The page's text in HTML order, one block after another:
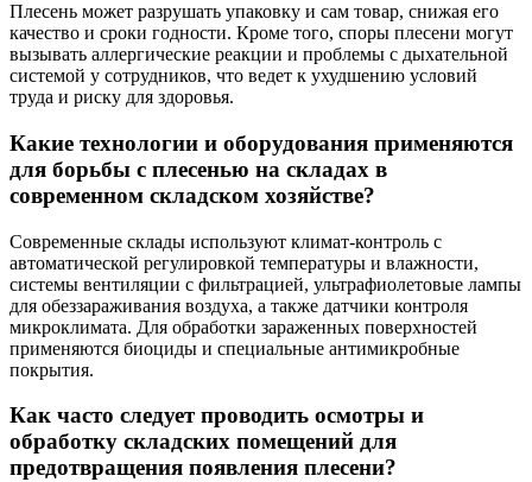
Плесень может разрушать упаковку и сам товар, снижая его
качество и сроки годности. Кроме того, споры плесени могут
вызывать аллергические реакции и проблемы с дыхательной
системой у сотрудников, что ведет к ухудшению условий
труда и риску для здоровья.
Какие технологии и оборудования применяются
для борьбы с плесенью на складах в
современном складском хозяйстве?
Современные склады используют климат-контроль с
автоматической регулировкой температуры и влажности,
системы вентиляции с фильтрацией, ультрафиолетовые лампы
для обеззараживания воздуха, а также датчики контроля
микроклимата. Для обработки зараженных поверхностей
применяются биоциды и специальные антимикробные
покрытия.
Как часто следует проводить осмотры и
обработку складских помещений для
предотвращения появления плесени?